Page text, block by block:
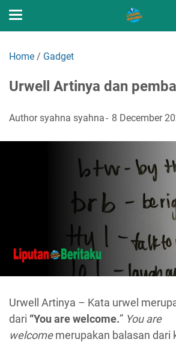
Home / Gadget
Urwell Artinya dan
Authorsyahna syahna 8 December
Urwell Artinya – Kata urwel
dari “You are welcome.” You are
welcomemerupakan balasan dari